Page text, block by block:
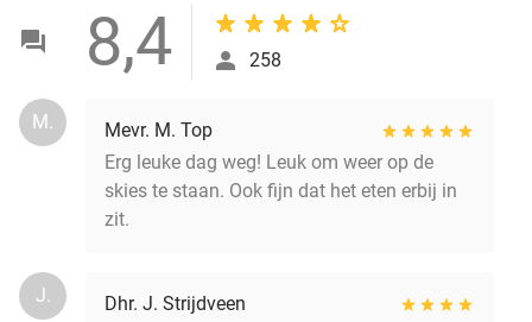
8,4 258
M.
Mevr. M. Top
Erg leuke dag weg! Leuk om weer op de
skies te staan. Ook fijn dat het eten erbij in
zit.
J.
Dhr. J. Strijdveen